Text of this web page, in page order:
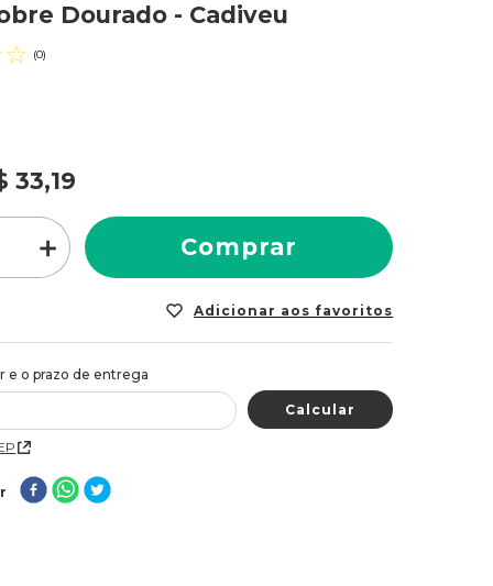
Dourado - Cadiveu
☆ (0)
33,19
＋ Comprar